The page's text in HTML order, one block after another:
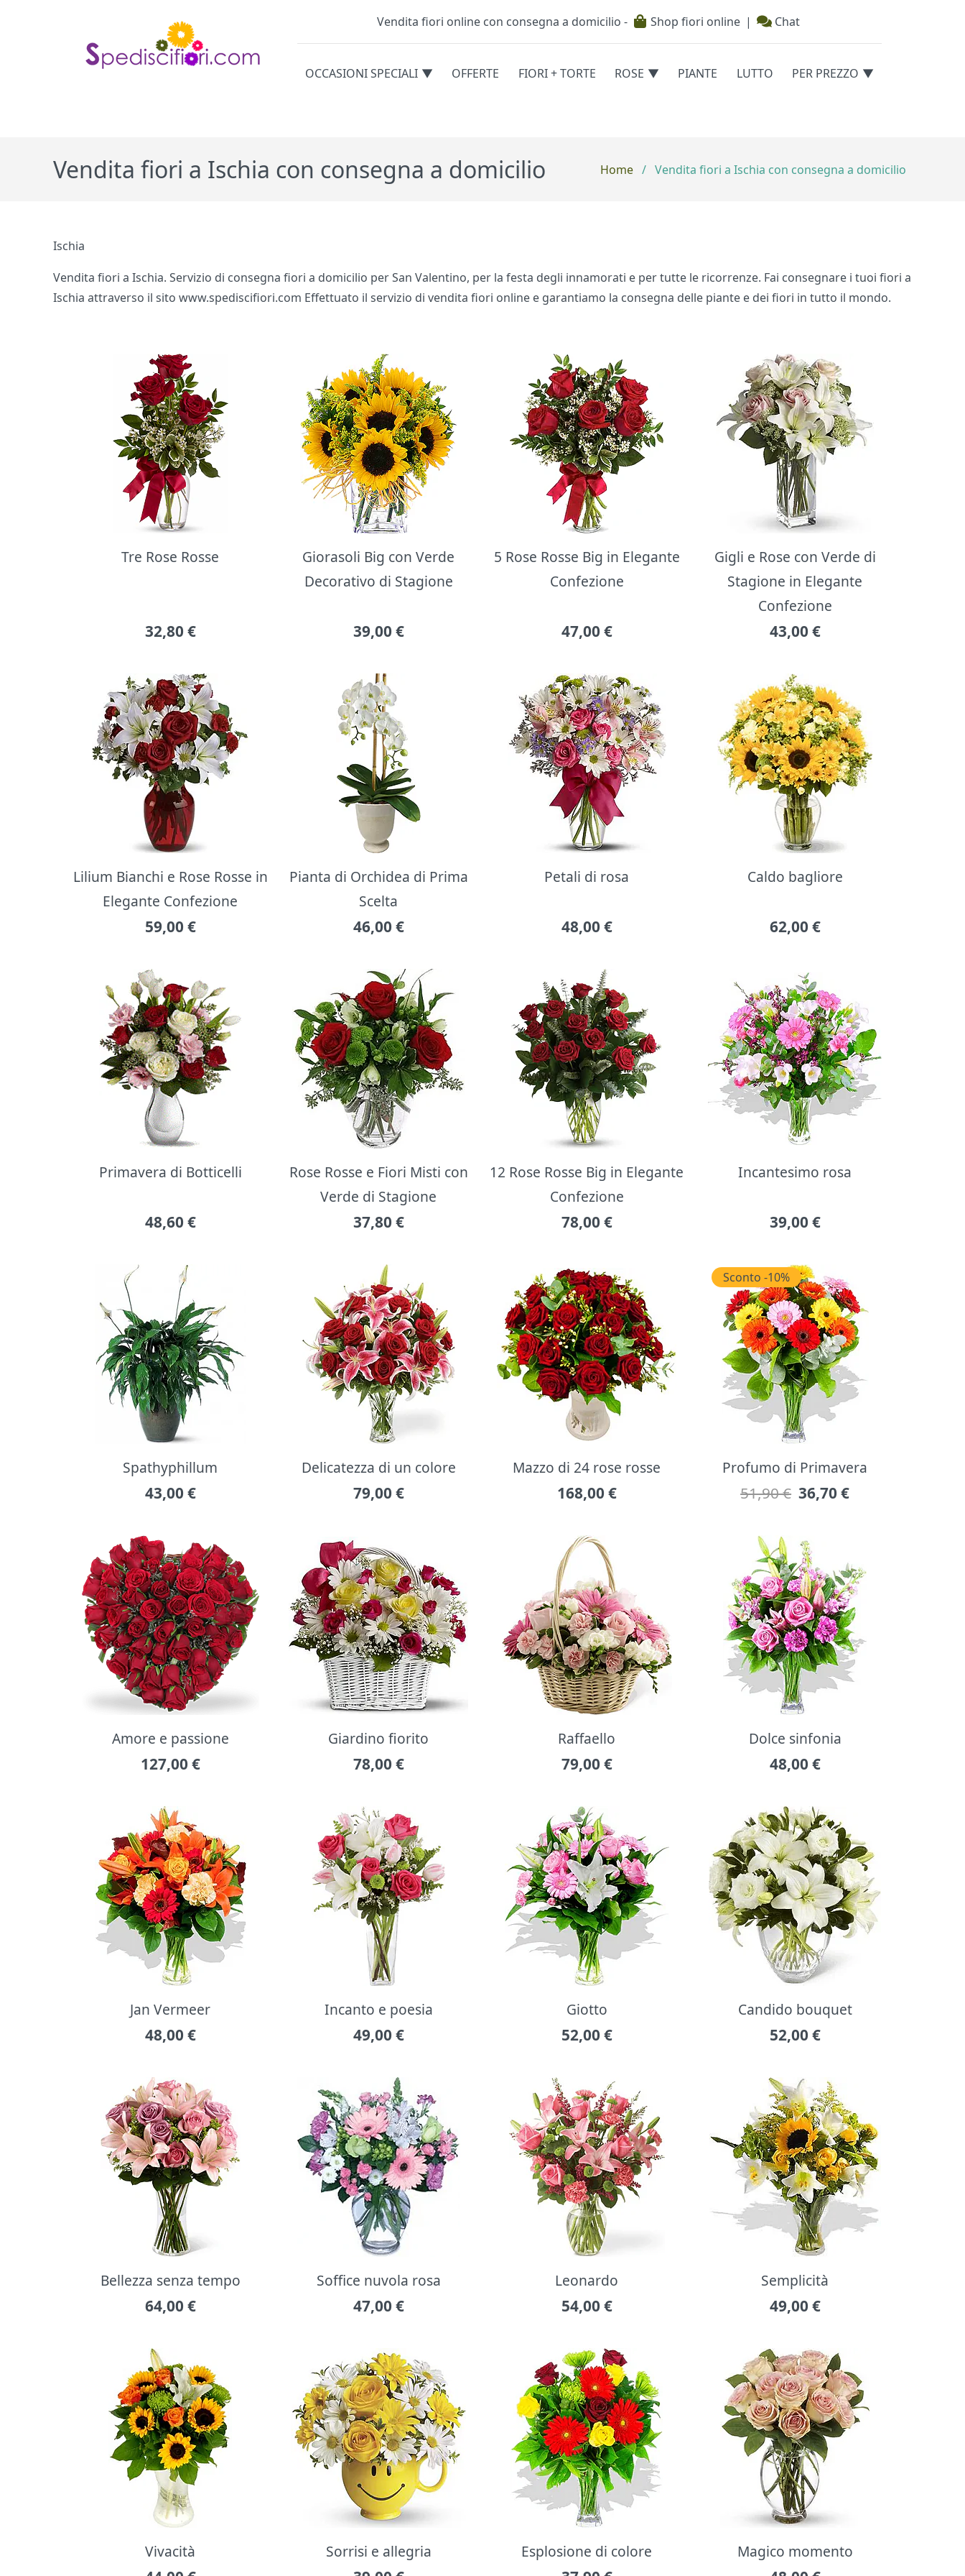
Testata
Vendita fiori online con consegna a domicilio - Shop fiori online | Chat
Categorie
OCCASIONI SPECIALI OFFERTE FIORI + TORTE ROSE PIANTE LUTTO PER PREZZO
Vendita fiori a Ischia con consegna a domicilio Home / Vendita fiori a Ischia con consegna a domicilio
Ischia
Vendita fiori a Ischia. Servizio di consegna fiori a domicilio per San Valentino, per la festa degli innamorati e per tutte le ricorrenze. Fai consegnare i tuoi fiori a
Ischia attraverso il sito www.spediscifiori.com Effettuato il servizio di vendita fiori online e garantiamo la consegna delle piante e dei fiori in tutto il mondo.
Bouquet di fiori
Tre Rose Rosse
32,80 €
Giorasoli Big con Verde
Decorativo di Stagione
39,00 €
5 Rose Rosse Big in Elegante
Confezione
47,00 €
Gigli e Rose con Verde di
Stagione in Elegante
Confezione
43,00 €
Lilium Bianchi e Rose Rosse in
Elegante Confezione
59,00 €
Pianta di Orchidea di Prima
Scelta
46,00 €
Petali di rosa
48,00 €
Caldo bagliore
62,00 €
Primavera di Botticelli
48,60 €
Rose Rosse e Fiori Misti con
Verde di Stagione
37,80 €
12 Rose Rosse Big in Elegante
Confezione
78,00 €
Incantesimo rosa
39,00 €
Spathyphillum
43,00 €
Delicatezza di un colore
79,00 €
Mazzo di 24 rose rosse
168,00 €
Profumo di Primavera
51,90 € 36,70 €
Sconto -10%
Amore e passione
127,00 €
Giardino fiorito
78,00 €
Raffaello
79,00 €
Dolce sinfonia
48,00 €
Jan Vermeer
48,00 €
Incanto e poesia
49,00 €
Giotto
52,00 €
Candido bouquet
52,00 €
Bellezza senza tempo
64,00 €
Soffice nuvola rosa
47,00 €
Leonardo
54,00 €
Semplicità
49,00 €
Vivacità Sorrisi e allegria Esplosione di colore Magico momento